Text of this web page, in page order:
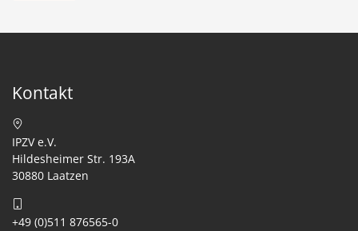
Kontakt
IPZV e.V.
Hildesheimer Str. 193A
30880 Laatzen
+49 (0)511 876565-0